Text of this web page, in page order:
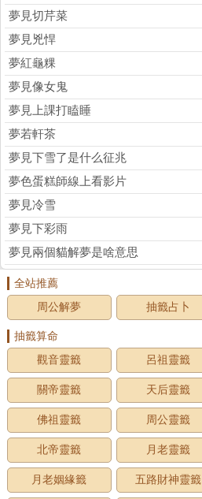
夢見切芹菜
夢見兇悍
夢紅龜粿
夢見像女鬼
夢見上課打瞌睡
夢若軒茶
夢見下雪了是什么征兆
夢色蛋糕師線上看影片
夢見冷雪
夢見下彩雨
夢見兩個貓解夢是啥意思
全站推薦
周公解夢
抽籤占卜
抽籤算命
觀音靈籤
呂祖靈籤
關帝靈籤 天后靈籤
佛祖靈籤 周公靈籤
北帝靈籤 月老靈籤
月老姻緣籤 五路財神靈籤